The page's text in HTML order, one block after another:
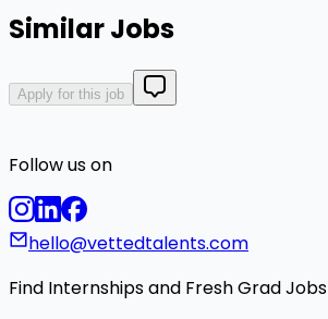
Similar Jobs
Apply for this job
Follow us on
hello@vettedtalents.com
Find Internships and Fresh Grad Jobs